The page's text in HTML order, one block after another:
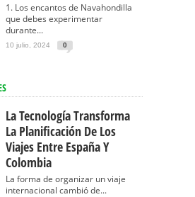
1. Los encantos de Navahondilla
que debes experimentar
durante...
10 julio, 2024 0
La Tecnología Transforma
La Planificación De Los
Viajes Entre España Y
Colombia
La forma de organizar un viaje
internacional cambió de...